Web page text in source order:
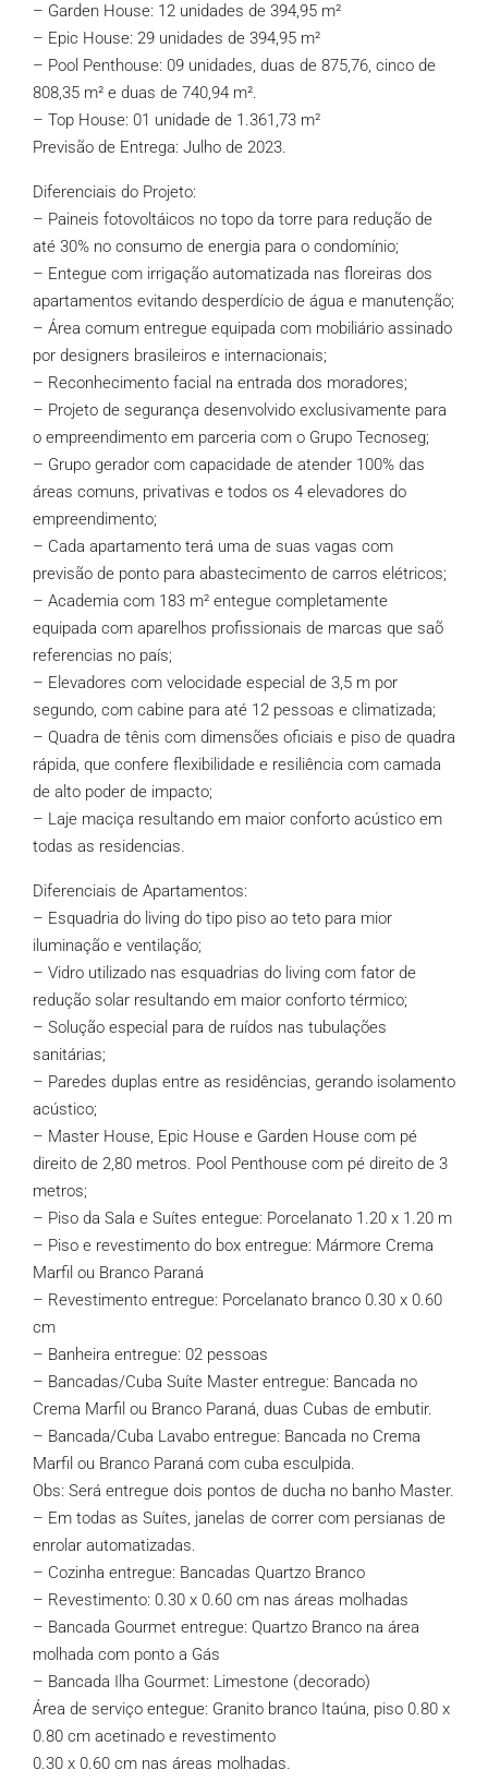
– Garden House: 12 unidades de 394,95 m²
– Epic House: 29 unidades de 394,95 m²
– Pool Penthouse: 09 unidades, duas de 875,76, cinco de
808,35 m² e duas de 740,94 m².
– Top House: 01 unidade de 1.361,73 m²
Previsão de Entrega: Julho de 2023.
Diferenciais do Projeto:
– Paineis fotovoltáicos no topo da torre para redução de
até 30% no consumo de energia para o condomínio;
– Entegue com irrigação automatizada nas floreiras dos
apartamentos evitando desperdício de água e manutenção;
– Área comum entregue equipada com mobiliário assinado
por designers brasileiros e internacionais;
– Reconhecimento facial na entrada dos moradores;
– Projeto de segurança desenvolvido exclusivamente para
o empreendimento em parceria com o Grupo Tecnoseg;
– Grupo gerador com capacidade de atender 100% das
áreas comuns, privativas e todos os 4 elevadores do
empreendimento;
– Cada apartamento terá uma de suas vagas com
previsão de ponto para abastecimento de carros elétricos;
– Academia com 183 m² entegue completamente
equipada com aparelhos profissionais de marcas que saõ
referencias no país;
– Elevadores com velocidade especial de 3,5 m por
segundo, com cabine para até 12 pessoas e climatizada;
– Quadra de tênis com dimensões oficiais e piso de quadra
rápida, que confere flexibilidade e resiliência com camada
de alto poder de impacto;
– Laje maciça resultando em maior conforto acústico em
todas as residencias.
Diferenciais de Apartamentos:
– Esquadria do living do tipo piso ao teto para mior
iluminação e ventilação;
– Vidro utilizado nas esquadrias do living com fator de
redução solar resultando em maior conforto térmico;
– Solução especial para de ruídos nas tubulações
sanitárias;
– Paredes duplas entre as residências, gerando isolamento
acústico;
– Master House, Epic House e Garden House com pé
direito de 2,80 metros. Pool Penthouse com pé direito de 3
metros;
– Piso da Sala e Suítes entegue: Porcelanato 1.20 x 1.20 m
– Piso e revestimento do box entregue: Mármore Crema
Marfil ou Branco Paraná
– Revestimento entregue: Porcelanato branco 0.30 x 0.60
cm
– Banheira entregue: 02 pessoas
– Bancadas/Cuba Suíte Master entregue: Bancada no
Crema Marfil ou Branco Paraná, duas Cubas de embutir.
– Bancada/Cuba Lavabo entregue: Bancada no Crema
Marfil ou Branco Paraná com cuba esculpida.
Obs: Será entregue dois pontos de ducha no banho Master.
– Em todas as Suítes, janelas de correr com persianas de
enrolar automatizadas.
– Cozinha entregue: Bancadas Quartzo Branco
– Revestimento: 0.30 x 0.60 cm nas áreas molhadas
– Bancada Gourmet entregue: Quartzo Branco na área
molhada com ponto a Gás
– Bancada Ilha Gourmet: Limestone (decorado)
Área de serviço entegue: Granito branco Itaúna, piso 0.80 x
0.80 cm acetinado e revestimento
0.30 x 0.60 cm nas áreas molhadas.